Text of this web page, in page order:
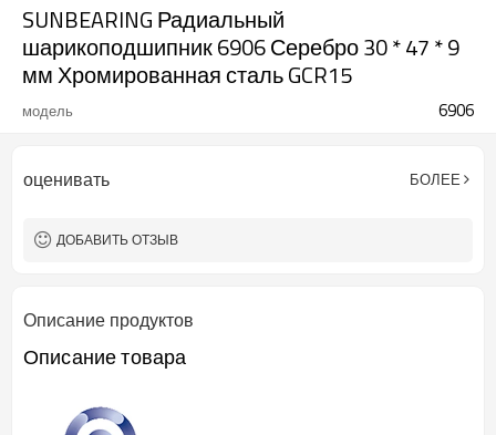
SUNBEARING Радиальный
шарикоподшипник 6906 Серебро 30 * 47 * 9
мм Хромированная сталь GCR15
модель 6906
оценивать БОЛЕЕ
ДОБАВИТЬ ОТЗЫВ
Описание продуктов
Описание товара